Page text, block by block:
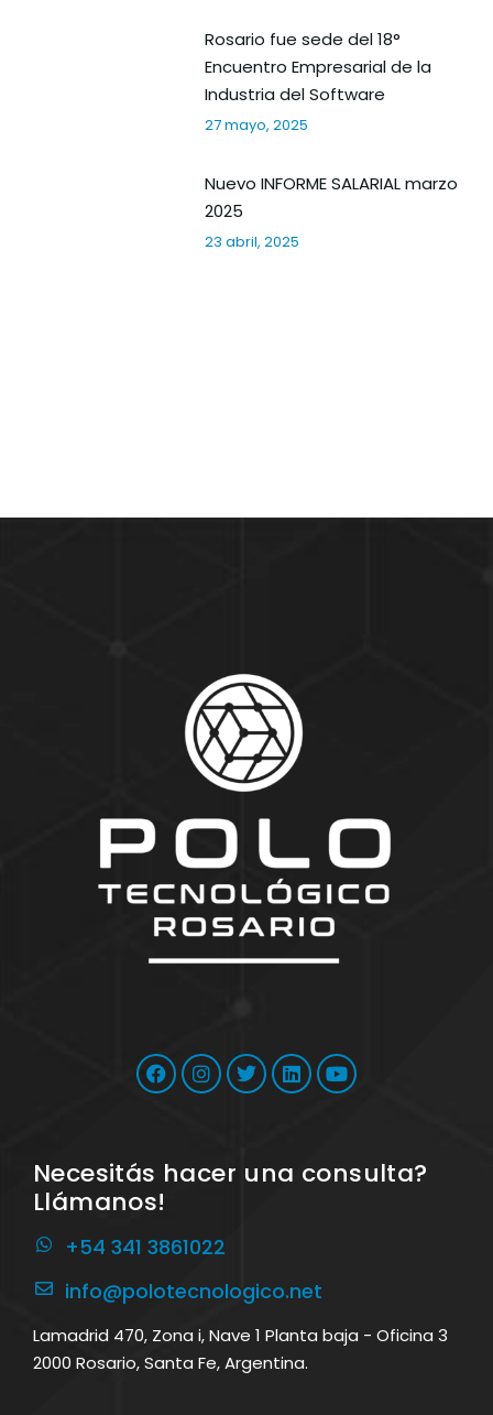
Rosario fue sede del 18°
Encuentro Empresarial de la
Industria del Software
27 mayo, 2025
Nuevo INFORME SALARIAL marzo
2025
23 abril, 2025
Necesitás hacer una consulta?
Llámanos!
+54 341 3861022
info@polotecnologico.net
Lamadrid 470, Zona i, Nave 1 Planta baja - Oficina 3
2000 Rosario, Santa Fe, Argentina.